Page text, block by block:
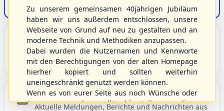
Der Onlineshop des S/HBV
Unser Sport
Grundlagen und Hintergründe zu Baseball, Softball
und Baseball5.
Berichte und Neuigkeiten
Aktuelle Meldungen, Berichte und Nachrichten aus
Zu unserem gemeinsamen 40jährigen Jubiläum
haben wir uns außerdem entschlossen, unsere
Webseite von Grund auf neu zu gestalten und an
moderne Technik und Methodiken anzupassen.
Dabei wurden die Nutzernamen und Kennworte
mit den Berechtigungen von der alten Homepage
hierher kopiert und sollten weiterhin
uneingeschränkt genutzt werden können.
Wenn es von eurer Seite aus noch Wünsche oder
Anregungen geben sollte, könnt ihr uns diese